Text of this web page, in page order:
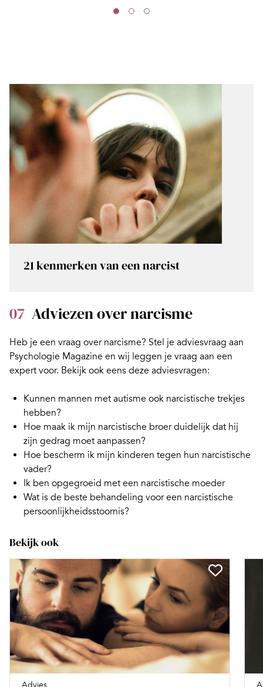
21 kenmerken van een narcist
07 Adviezen over narcisme
Heb je een vraag over narcisme? Stel je adviesvraag aan
Psychologie Magazine en wij leggen je vraag aan een
expert voor. Bekijk ook eens deze adviesvragen:
Kunnen mannen met autisme ook narcistische trekjes
hebben?
Hoe maak ik mijn narcistische broer duidelijk dat hij
zijn gedrag moet aanpassen?
Hoe bescherm ik mijn kinderen tegen hun narcistische
vader?
Ik ben opgegroeid met een narcistische moeder
Wat is de beste behandeling voor een narcistische
persoonlijkheidsstoornis?
Bekijk ook